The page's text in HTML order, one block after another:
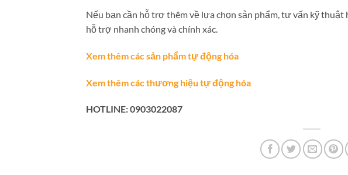
Nếu bạn cần hỗ trợ thêm về lựa chọn sản phẩm, tư vấn kỹ
hỗ trợ nhanh chóng và chính xác.
Xem thêm các sản phẩm tự động hóa
Xem thêm các thương hiệu tự động hóa
HOTLINE: 0903022087